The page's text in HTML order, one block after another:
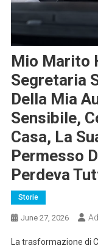
Mio Marito
Segretaria
Della Mia
Sensibile,
Casa, La
Permesso
Perdeva
Storie
June 27, 2026
La trasformazione di